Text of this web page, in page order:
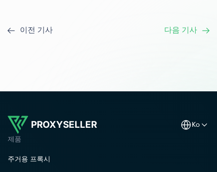
이전 기사 다음 기사
PROXYSELLER ko
제품
주거용 프록시